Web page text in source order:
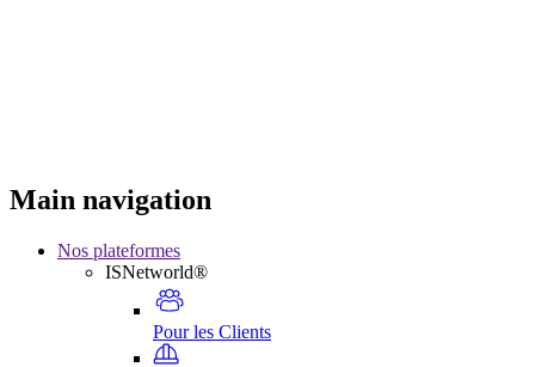
Main navigation
Nos plateformes
ISNetworld®
Pour les Clients